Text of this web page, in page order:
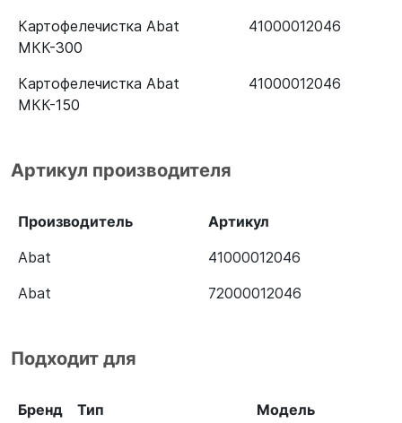
Картофелечистка Abat
МКК-300
41000012046
Картофелечистка Abat
МКК-150
41000012046
Артикул производителя
Производитель
Артикул
Abat
41000012046
Abat
72000012046
Подходит для
Бренд Тип Модель